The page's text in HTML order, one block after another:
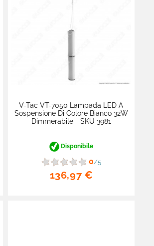
V-Tac VT-7050 Lampada LED A
Sospensione Di Colore Bianco 32W
Dimmerabile - SKU 3981
Disponibile
0/5
136,97 €